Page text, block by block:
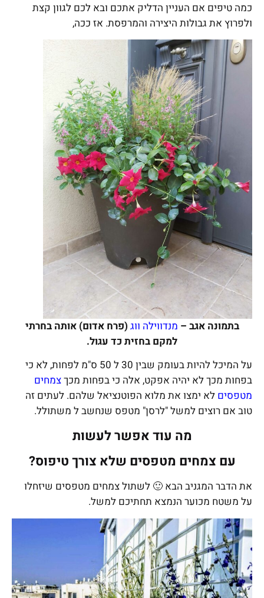
כמה טיפים אם העניין הדליק אתכם ובא לכם לגוון קצת
ולפרוץ את גבולות היצירה והמרפסת. אז ככה,
בתמונה אגב – מנדווילה ווג (פרח אדום) אותה בחרתי
למקם בחזית כד עגול.
על המיכל להיות בעומק שבין 30 ל 50 ס"מ לפחות, לא כי
בפחות מכך לא יהיה אפקט, אלה כי בפחות מכךצמחים
מטפסים לא ימצו את מלוא הפוטנציאל שלהם. לעתים זה
טוב אם רוצים למשל "לרסן" מטפס שנחשב ל משתולל.
מה עוד אפשר לעשות
עם צמחים מטפסים שלא צורך טיפוס?
את הדבר המגניב הבא 🙂 לשתול צמחים מטפסים שיזחלו
על משטח מכוער הנמצא תחתיכם למשל.